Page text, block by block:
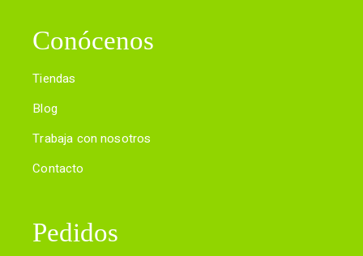
Conócenos
Tiendas
Blog
Trabaja con nosotros
Contacto
Pedidos